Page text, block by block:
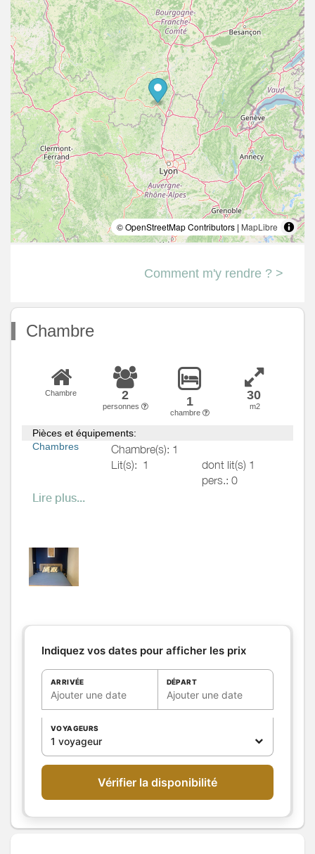
© OpenStreetMap Contributors | MapLibre
Comment m'y rendre ? >
Chambre
Chambre 2
personnes 1
chambre
30
m2
Pièces et équipements:
Chambres
Chambre(s): 1
Lit(s): 1
dont lit(s) 1
pers.: 0
bains
Salle
d'eau
pièces
Media
Wifi
Autres
Chauffage /
Lire plus...
Indiquez vos dates pour afficher les prix
ARRIVÉE
Ajouter une date
DÉPART
Ajouter une date
VOYAGEURS
1 voyageur
Vérifier la disponibilité